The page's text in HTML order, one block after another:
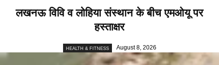
लखनऊ विवि व लोहिया संस्थान के बीच एमओयू पर
हस्ताक्षर
HEALTH & FITNESS August 8, 2026